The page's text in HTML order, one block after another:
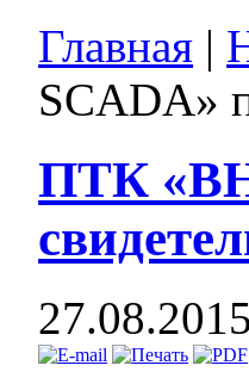
Главная |
SCADA»
ПТК